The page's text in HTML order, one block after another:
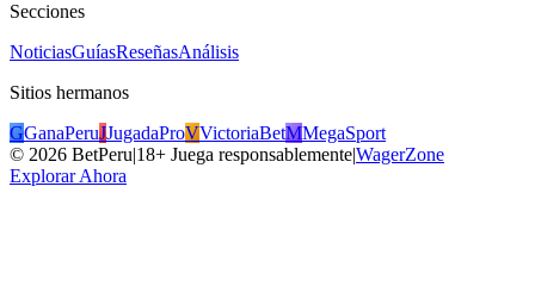
Secciones
NoticiasGuíasReseñasAnálisis
Sitios hermanos
GGanaPeruJJugadaProVVictoriaBetMMegaSport
© 2026 BetPeru|18+ Juega responsablemente|WagerZone
Explorar Ahora